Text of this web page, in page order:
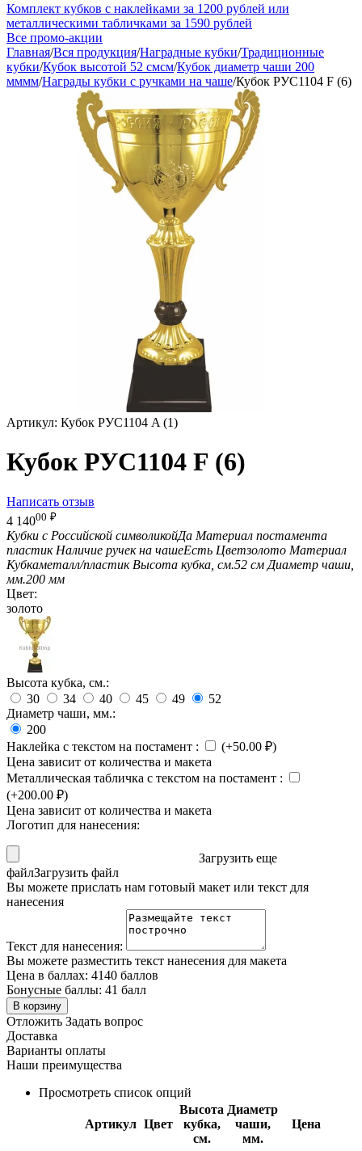
Комплект кубков с наклейками за 1200 рублей или
металлическими табличками за 1590 рублей
Все промо-акции
Главная/Вся продукция/Наградные кубки/Традиционные
кубки/Кубок высотой 52 смсм/Кубок диаметр чаши 200
мммм/Награды кубки с ручками на чаше/Кубок РУС1104 F (6)
Артикул: Кубок РУС1104 A (1)
Кубок РУС1104 F (6)
Написать отзыв
4 14000 ₽
Кубки с Российской символикойДа Материал постамента
пластик Наличие ручек на чашеЕсть Цветзолото Материал
Кубкаметалл/пластик Высота кубка, см.52 см Диаметр чаши,
мм.200 мм
Цвет:
золото
Высота кубка, см.:
30
34 40 45 49
52
Диаметр чаши, мм.:
200
Наклейка с текстом на постамент : (+50.00 ₽)
Цена зависит от количества и макета
Металлическая табличка с текстом на постамент :
(+200.00 ₽)
Цена зависит от количества и макета
Логотип для нанесения:
Загрузить еще
файлЗагрузить файл
Вы можете прислать нам готовый макет или текст для
нанесения
Текст для нанесения:
Вы можете разместить текст нанесения для макета
Цена в баллах: 4140 баллов
Бонусные баллы: 41 балл
В корзину
Отложить Задать вопрос
Доставка
Варианты оплаты
Наши преимущества
Просмотреть список опций
Артикул Цвет
Высота
кубка,
см.
Диаметр
чаши,
мм.
Цена